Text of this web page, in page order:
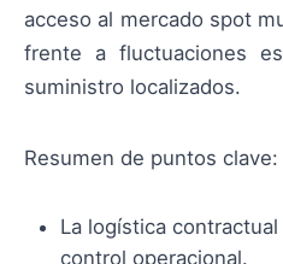
acceso al mercado spot
frente a fluctuaciones
suministro localizados.
Resumen de puntos clave:
La logística
control operacional.